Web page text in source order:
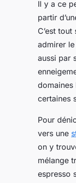
Il y a ce
partir
C’est
admirer
aussi par
domaines
certaines
Pour
vers une
on y
mélange
espresso